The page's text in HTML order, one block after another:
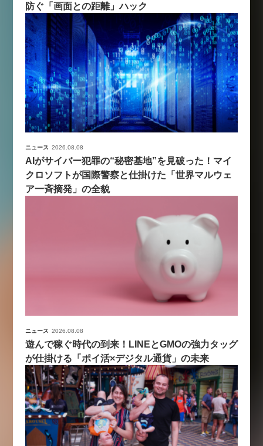
防ぐ「画面との距離」ハック
ニュース 2026.08.08
AIがサイバー犯罪の“秘密基地”を見破った！マイ
クロソフトが国際警察と仕掛けた「世界マルウェ
ア一斉摘発」の全貌
ニュース 2026.08.08
遊んで稼ぐ時代の到来！LINEとGMOの強力タッグ
が仕掛ける「ポイ活×デジタル通貨」の未来